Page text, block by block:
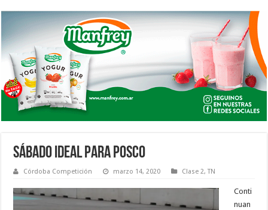
SÁBADO IDEAL PARA POSCO
Córdoba Competición marzo 14, 2020 Clase 2,TN
Conti
nuan